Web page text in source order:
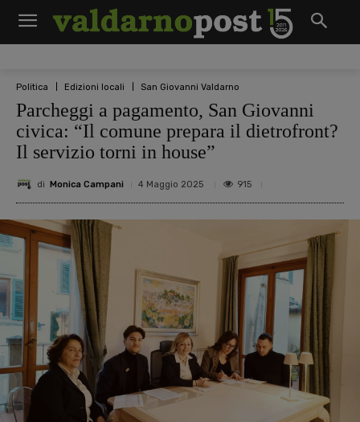
Politica Edizioni locali San Giovanni Valdarno
Parcheggi a pagamento, San Giovanni
civica: “Il comune prepara il dietrofront?
Il servizio torni in house”
di Monica Campani 4 Maggio 2025 915